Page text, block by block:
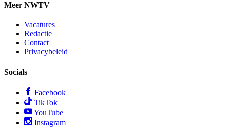
Meer NWTV
Vacatures
Redactie
Contact
Privacybeleid
Socials
Facebook
TikTok
YouTube
Instagram